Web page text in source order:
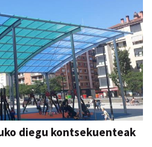
diegu kontsekuenteak